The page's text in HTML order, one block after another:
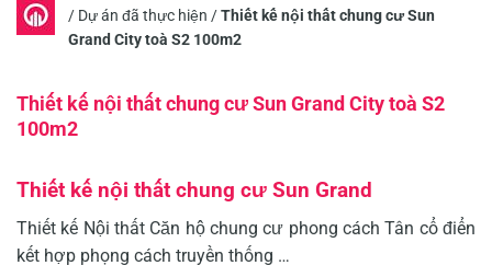
/ Dự án đã thực hiện /Thiết kế nội thất chung cư Sun
Grand City toà S2 100m2
Thiết kế nội thất chung cư Sun Grand City toà S2
100m2
Thiết kế nội thất chung cư Sun Grand
Thiết kế Nội thất Căn hộ chung cư phong cách Tân cổ điển
kết hợp phọng cách truyền thống …